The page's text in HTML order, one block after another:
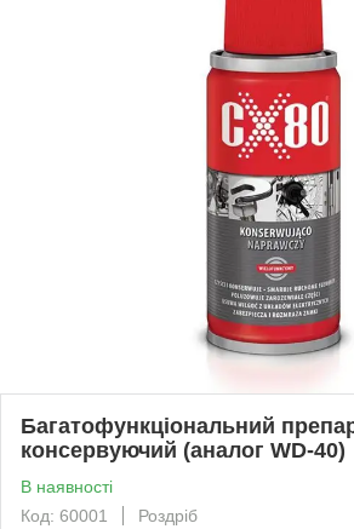
Багатофункціональний
консервуючий (аналог WD-40)
В наявності
Код: 60001
Роздріб